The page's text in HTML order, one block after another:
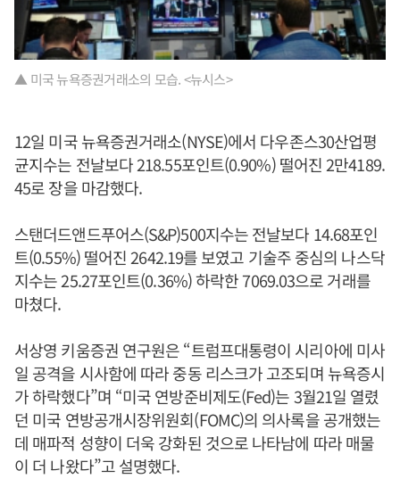
▲ 미국 뉴욕증권거래소의 모습. <뉴시스>
12일 미국 뉴욕증권거래소(NYSE)에서 다우존스30산업평
균지수는 전날보다 218.55포인트(0.90%) 떨어진 2만4189.
45로 장을 마감했다.
스탠더드앤드푸어스(S&P)500지수는 전날보다 14.68포인
트(0.55%) 떨어진 2642.19를 보였고 기술주 중심의 나스닥
지수는 25.27포인트(0.36%) 하락한 7069.03으로 거래를
마쳤다.
서상영 키움증권 연구원은 “트럼프대통령이 시리아에 미사
일 공격을 시사함에 따라 중동 리스크가 고조되며 뉴욕증시
가 하락했다”며 “미국 연방준비제도(Fed)는 3월21일 열렸
던 미국 연방공개시장위원회(FOMC)의 의사록을 공개했는
데 매파적 성향이 더욱 강화된 것으로 나타남에 따라 매물
이 더 나왔다”고 설명했다.